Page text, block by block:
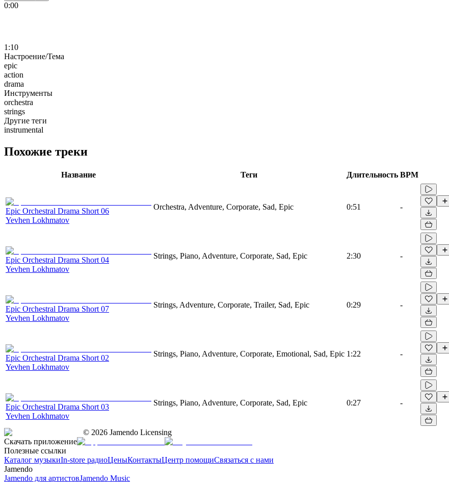
0:00
1:10
Настроение/Тема
epic
action
drama
Инструменты
orchestra
strings
Другие теги
instrumental
Похожие треки
Название Теги Длительность BPM
Epic Orchestral Drama Short 06
Yevhen Lokhmatov
Orchestra, Adventure, Corporate, Sad, Epic 0:51 -
Epic Orchestral Drama Short 04
Yevhen Lokhmatov
Strings, Piano, Adventure, Corporate, Sad, Epic 2:30 -
Epic Orchestral Drama Short 07
Yevhen Lokhmatov
Strings, Adventure, Corporate, Trailer, Sad, Epic 0:29 -
Epic Orchestral Drama Short 02
Yevhen Lokhmatov
Strings, Piano, Adventure, Corporate, Emotional, Sad, Epic 1:22 -
Epic Orchestral Drama Short 03
Yevhen Lokhmatov
Strings, Piano, Adventure, Corporate, Sad, Epic 0:27 -
© 2026 Jamendo Licensing
Скачать приложение
Полезные ссылки
Каталог музыкиIn-store радиоЦеныКонтактыЦентр помощиСвязаться с нами
Jamendo
Jamendo для артистовJamendo Music